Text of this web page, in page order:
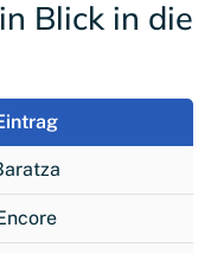
Blick in die